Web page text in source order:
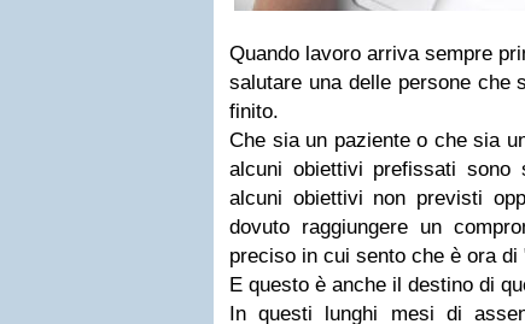
Quando lavoro arriva sempre
salutare una delle persone che
finito.
Che sia un paziente o che sia
alcuni obiettivi prefissati sono
alcuni obiettivi non previsti
dovuto raggiungere un
preciso in cui sento che è ora di
E questo è anche il destino di
In questi lunghi mesi di